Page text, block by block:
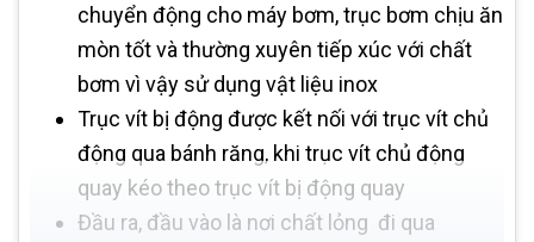
chuyển động cho máy bơm, trục bơm chịu ăn
mòn tốt và thường xuyên tiếp xúc với chất
bơm vì vậy sử dụng vật liệu inox
Trục vít bị động được kết nối với trục vít chủ
động qua bánh răng, khi trục vít chủ động
quay kéo theo trục vít bị động quay
Đầu ra, đầu vào là nơi chất lỏng đi qua